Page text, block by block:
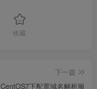
收藏
下一篇
CentOS7下配置域名解析服